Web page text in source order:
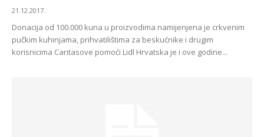
21.12.2017.
Donacija od 100.000 kuna u proizvodima namijenjena je crkvenim
pučkim kuhinjama, prihvatilištima za beskućnike i drugim
korisnicima Caritasove pomoći Lidl Hrvatska je i ove godine...